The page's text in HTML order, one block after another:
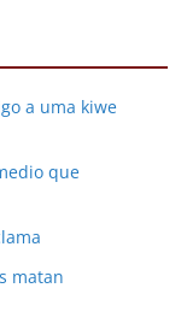
a uma kiwe
que
matan